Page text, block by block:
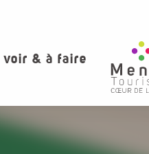
voir & à faire